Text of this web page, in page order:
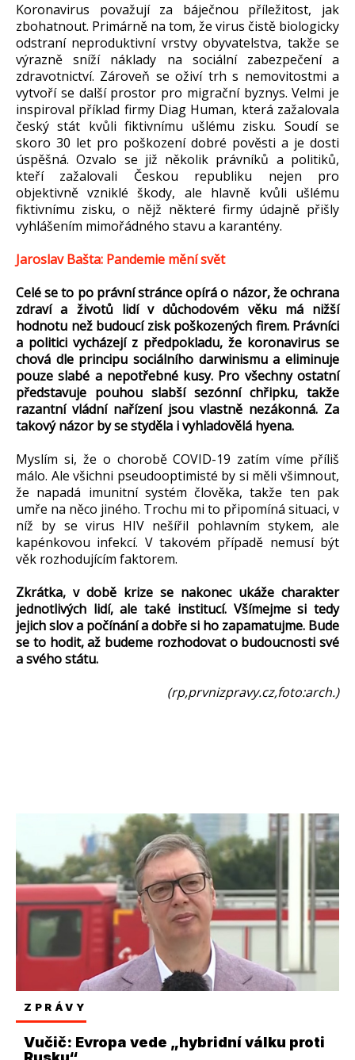
Koronavirus považují za báječnou příležitost, jak
zbohatnout. Primárně na tom, že virus čistě biologicky
odstraní neproduktivní vrstvy obyvatelstva, takže se
výrazně sníží náklady na sociální zabezpečení a
zdravotnictví. Zároveň se oživí trh s nemovitostmi a
vytvoří se další prostor pro migrační byznys. Velmi je
inspiroval příklad firmy Diag Human, která zažalovala
český stát kvůli fiktivnímu ušlému zisku. Soudí se
skoro 30 let pro poškození dobré pověsti a je dosti
úspěšná. Ozvalo se již několik právníků a politiků,
kteří zažalovali Českou republiku nejen pro
objektivně vzniklé škody, ale hlavně kvůli ušlému
fiktivnímu zisku, o nějž některé firmy údajně přišly
vyhlášením mimořádného stavu a karantény.
Jaroslav Bašta: Pandemie mění svět
Celé se to po právní stránce opírá o názor, že ochrana
zdraví a životů lidí v důchodovém věku má nižší
hodnotu než budoucí zisk poškozených firem. Právníci
a politici vycházejí z předpokladu, že koronavirus se
chová dle principu sociálního darwinismu a eliminuje
pouze slabé a nepotřebné kusy. Pro všechny ostatní
představuje pouhou slabší sezónní chřipku, takže
razantní vládní nařízení jsou vlastně nezákonná. Za
takový názor by se styděla i vyhladovělá hyena.
Myslím si, že o chorobě COVID-19 zatím víme příliš
málo. Ale všichni pseudooptimisté by si měli všimnout,
že napadá imunitní systém člověka, takže ten pak
umře na něco jiného. Trochu mi to připomíná situaci, v
níž by se virus HIV nešířil pohlavním stykem, ale
kapénkovou infekcí. V takovém případě nemusí být
věk rozhodujícím faktorem.
Zkrátka, v době krize se nakonec ukáže charakter
jednotlivých lidí, ale také institucí. Všímejme si tedy
jejich slov a počínání a dobře si ho zapamatujme. Bude
se to hodit, až budeme rozhodovat o budoucnosti své
a svého státu.
(rp,prvnizpravy.cz,foto:arch.)
ZPRÁVY
Vučič: Evropa vede „hybridní válku proti